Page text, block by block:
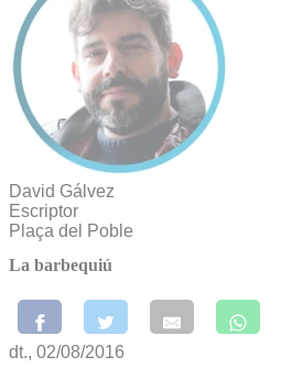
David Gálvez
Escriptor
Plaça del Poble
La barbequiú
dt., 02/08/2016